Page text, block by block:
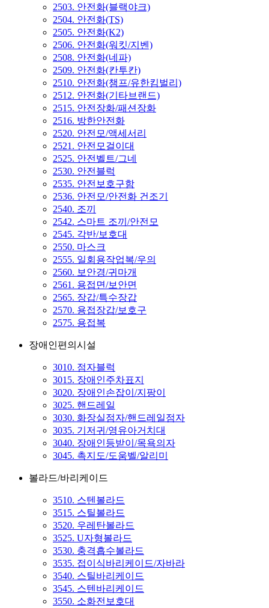
2503. 안전화(블랙야크)
2504. 안전화(TS)
2505. 안전화(K2)
2506. 안전화(워킷/지벤)
2508. 안전화(네파)
2509. 안전화(칸투칸)
2510. 안전화(챔프/유한킴벌리)
2512. 안전화(기타브랜드)
2515. 안전장화/패션장화
2516. 방한안전화
2520. 안전모/액세서리
2521. 안전모걸이대
2525. 안전벨트/그네
2530. 안전블럭
2535. 안전보호구함
2536. 안전모/안전화 건조기
2540. 조끼
2542. 스마트 조끼/안전모
2545. 각반/보호대
2550. 마스크
2555. 일회용작업복/우의
2560. 보안경/귀마개
2561. 용접면/보안면
2565. 장갑/특수장갑
2570. 용접장갑/보호구
2575. 용접복
장애인편의시설
3010. 점자블럭
3015. 장애인주차표지
3020. 장애인손잡이/지팡이
3025. 핸드레일
3030. 화장실점자/핸드레일점자
3035. 기저귀/영유아거치대
3040. 장애인등받이/목욕의자
3045. 촉지도/도움벨/알리미
볼라드/바리케이드
3510. 스텐볼라드
3515. 스틸볼라드
3520. 우레탄볼라드
3525. U자형볼라드
3530. 충격흡수볼라드
3535. 접이식바리케이드/자바라
3540. 스틸바리케이드
3545. 스텐바리케이드
3550. 소화전보호대